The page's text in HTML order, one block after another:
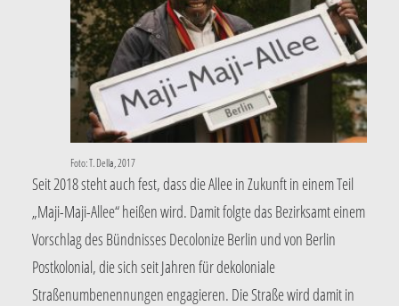
Foto: T. Della, 2017
Seit 2018 steht auch fest, dass die Allee in Zukunft in einem Teil
„Maji-Maji-Allee“ heißen wird. Damit folgte das Bezirksamt einem
Vorschlag des Bündnisses Decolonize Berlin und von Berlin
Postkolonial, die sich seit Jahren für dekoloniale
Straßenumbenennungen engagieren. Die Straße wird damit in